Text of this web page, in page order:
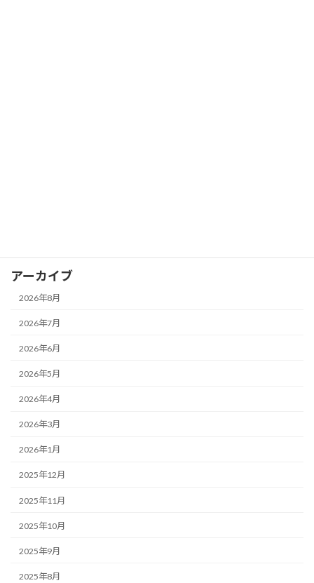
アーカイブ
2026年8月
2026年7月
2026年6月
2026年5月
2026年4月
2026年3月
2026年1月
2025年12月
2025年11月
2025年10月
2025年9月
2025年8月